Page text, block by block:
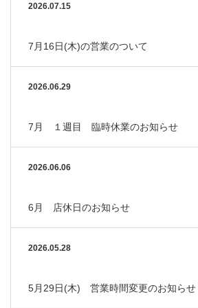
2026.07.15
7月16日(木)の営業のついて
2026.06.29
7月 １週目 臨時休業のお知らせ
2026.06.06
6月 店休日のお知らせ
2026.05.28
5月29日(木) 営業時間変更のお知らせ